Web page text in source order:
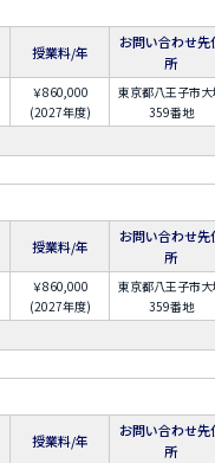
授業料/年
お問い合わせ先
所
￥860,000
(2027年度)
東京都八王子市大
359番地
授業料/年
お問い合わせ先
所
￥860,000
(2027年度)
東京都八王子市大
359番地
授業料/年
お問い合わせ先
所